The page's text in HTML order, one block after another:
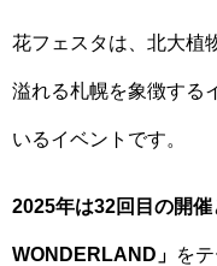
花フェスタは、北大植
溢れる札幌を象徴する
いるイベントです。
2025年は32回目の開催
WONDERLAND」 を